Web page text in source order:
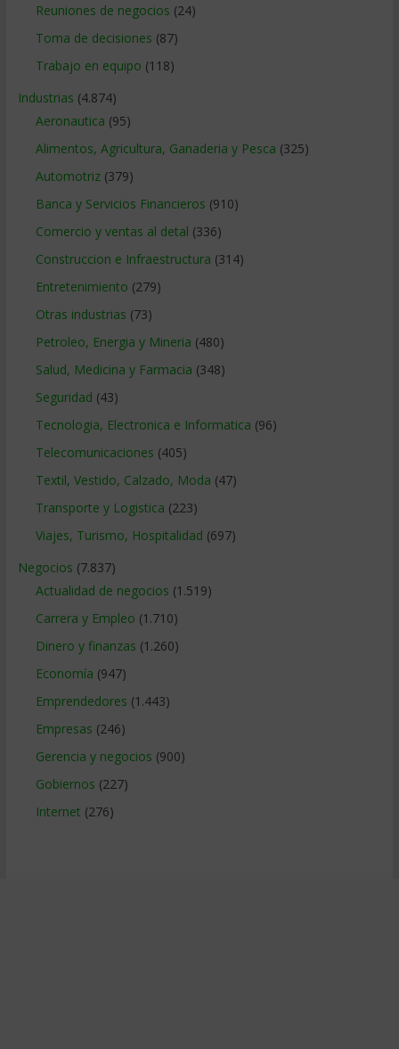
Reuniones de negocios (24)
Toma de decisiones (87)
Trabajo en equipo (118)
Industrias (4.874)
Aeronautica (95)
Alimentos, Agricultura, Ganaderia y Pesca (325)
Automotriz(379)
Banca y Servicios Financieros (910)
Comercio y ventas al detal (336)
Construccion e Infraestructura (314)
Entretenimiento (279)
Otras industrias (73)
Petroleo, Energia y Mineria (480)
Salud, Medicina y Farmacia (348)
Seguridad (43)
Tecnologia, Electronica e Informatica (96)
Telecomunicaciones (405)
Textil, Vestido, Calzado, Moda (47)
Transporte y Logistica (223)
Viajes, Turismo, Hospitalidad (697)
Negocios (7.837)
Actualidad de negocios (1.519)
Carrera y Empleo (1.710)
Dinero y finanzas (1.260)
Economía (947)
Emprendedores (1.443)
Empresas (246)
Gerencia y negocios (900)
Gobiernos (227)
Internet (276)